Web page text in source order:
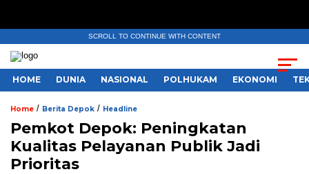
SCROLL TO CONTINUE WITH CONTENT
HOME DUNIA NASIONAL POLHUKAM EKONOMI
Home / Berita Depok / Headline
Pemkot Depok: Peningkatan
Kualitas Pelayanan Publik Jadi
Prioritas